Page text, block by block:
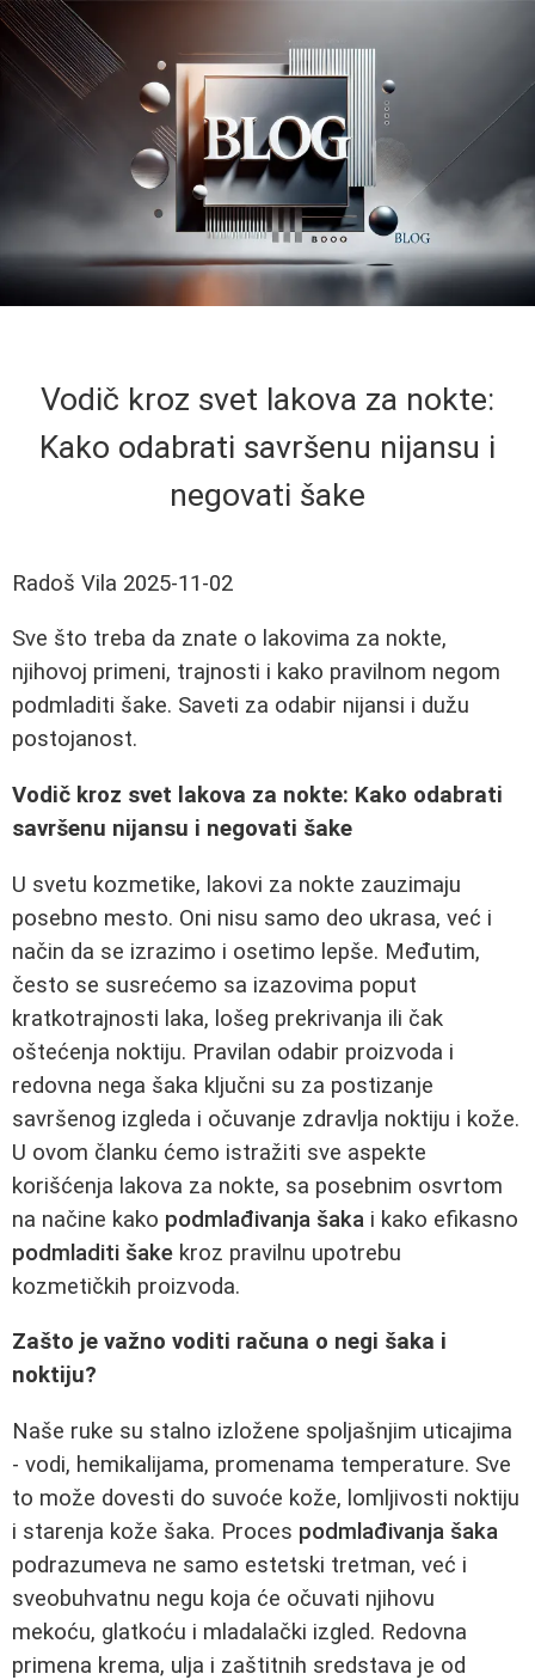
Vodič kroz svet lakova za nokte:
Kako odabrati savršenu nijansu i
negovati šake
Radoš Vila 2025-11-02
Sve što treba da znate o lakovima za nokte,
njihovoj primeni, trajnosti i kako pravilnom negom
podmladiti šake. Saveti za odabir nijansi i dužu
postojanost.
Vodič kroz svet lakova za nokte: Kako odabrati
savršenu nijansu i negovati šake
U svetu kozmetike, lakovi za nokte zauzimaju
posebno mesto. Oni nisu samo deo ukrasa, već i
način da se izrazimo i osetimo lepše. Međutim,
često se susrećemo sa izazovima poput
kratkotrajnosti laka, lošeg prekrivanja ili čak
oštećenja noktiju. Pravilan odabir proizvoda i
redovna nega šaka ključni su za postizanje
savršenog izgleda i očuvanje zdravlja noktiju i kože.
U ovom članku ćemo istražiti sve aspekte
korišćenja lakova za nokte, sa posebnim osvrtom
na načine kako podmlađivanja šaka i kako efikasno
podmladiti šake kroz pravilnu upotrebu
kozmetičkih proizvoda.
Zašto je važno voditi računa o negi šaka i
noktiju?
Naše ruke su stalno izložene spoljašnjim uticajima
- vodi, hemikalijama, promenama temperature. Sve
to može dovesti do suvoće kože, lomljivosti noktiju
i starenja kože šaka. Proces podmlađivanja šaka
podrazumeva ne samo estetski tretman, već i
sveobuhvatnu negu koja će očuvati njihovu
mekoću, glatkoću i mladalački izgled. Redovna
primena krema, ulja i zaštitnih sredstava je od